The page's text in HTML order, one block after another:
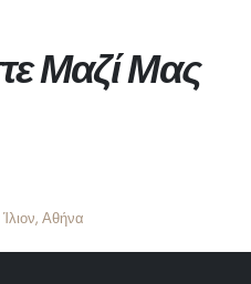
Μαζί Μας
Αθήνα